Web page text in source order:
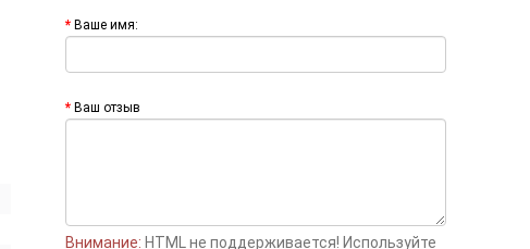
Ваше имя:
Ваш отзыв
Внимание: HTML не поддерживается! Используйте